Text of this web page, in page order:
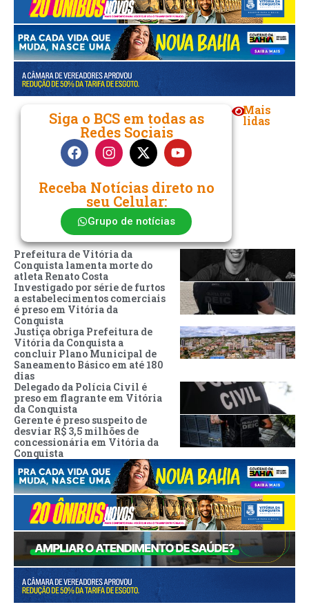
Siga o BCS em todas as
Redes Sociais
Receba Notícias direto no
seu Celular:
Grupo de notícias
Mais
lidas
Prefeitura de Vitória da
Conquista lamenta morte do
atleta Renato Costa
Investigado por série de furtos
a estabelecimentos comerciais
é preso em Vitória da
Conquista
Justiça obriga Prefeitura de
Vitória da Conquista a
concluir Plano Municipal de
Saneamento Básico em até 180
dias
Delegado da Polícia Civil é
preso em flagrante em Vitória
da Conquista
Gerente é preso suspeito de
desviar R$ 3,5 milhões de
concessionária em Vitória da
Conquista